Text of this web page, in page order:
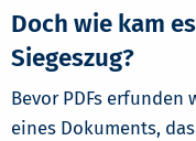
Doch wie kam
Siegeszug?
Bevor PDFs erfunden
eines Dokuments,